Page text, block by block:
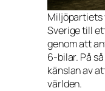
Miljöpartiets
Sverige till
genom att
6-bilar. På
känslan av
världen.